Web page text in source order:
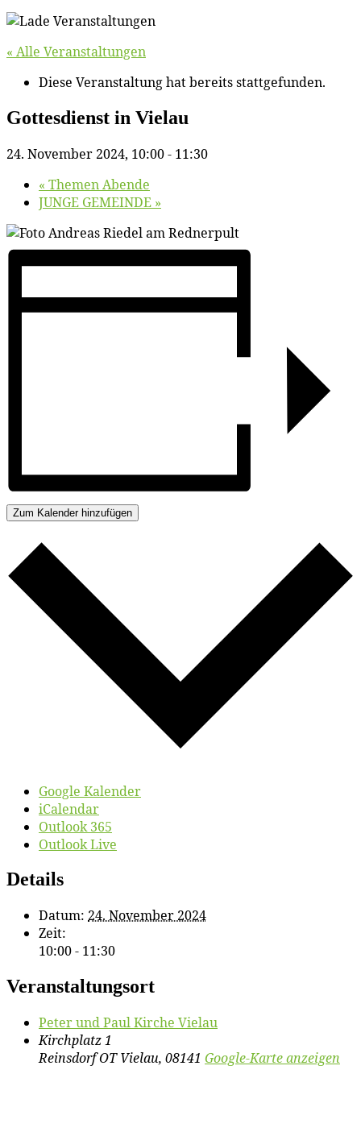
« Alle Veranstaltungen
Diese Veranstaltung hat bereits stattgefunden.
Got­tes­dienst in Vielau
24. November 2024, 10:00- 11:30
« The­men Abende
JUNGE GEMEINDE »
Zum Kalender hinzufügen
Google Kalender
iCalendar
Outlook 365
Outlook Live
Details
Datum: 24. November 2024
Zeit:
10:00 - 11:30
Veranstaltungsort
Pe­ter und Paul Kir­che Vielau
Kirchplatz 1
Reinsdorf OT Vielau, 08141 Google-Karte anzeigen